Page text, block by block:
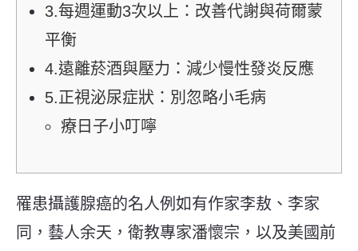
3.每週運動3次以上：改善代謝與荷爾蒙
平衡
4.遠離菸酒與壓力：減少慢性發炎反應
5.正視泌尿症狀：別忽略小毛病
療日子小叮嚀
罹患攝護腺癌的名人例如有作家李敖、李家
同，藝人余天，衛教專家潘懷宗，以及美國前